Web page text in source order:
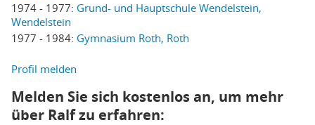
1974 - 1977: Grund- und Hauptschule Wendelstein,
Wendelstein
1977 - 1984: Gymnasium Roth, Roth
Profil melden
Melden Sie sich kostenlos an, um mehr
über Ralf zu erfahren: